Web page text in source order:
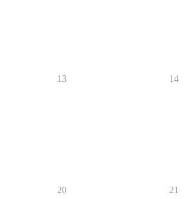
13 14
20 21